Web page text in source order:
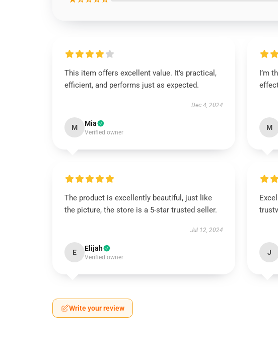
This item offers excellent value. It's practical,
efficient, and performs just as expected.
Dec 4, 2024
M Mia
Verified owner
I’m
M
The product is excellently beautiful, just like
the picture, the store is a 5-star trusted seller.
Jul 12, 2024
E Elijah
Verified owner
J
Write your review